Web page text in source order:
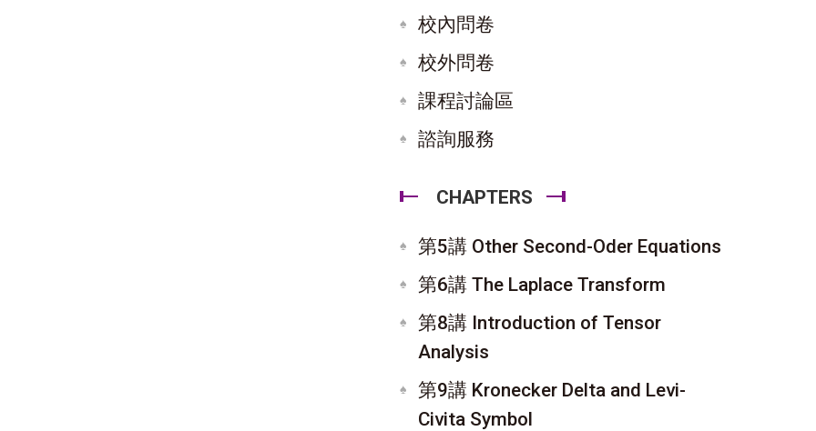
校內問卷
校外問卷
課程討論區
諮詢服務
CHAPTERS
第5講 Other Second-Oder Equations
第6講 The Laplace Transform
第8講 Introduction of Tensor
Analysis
第9講 Kronecker Delta and Levi-
Civita Symbol